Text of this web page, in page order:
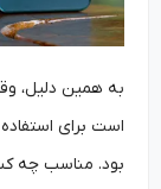
به همین دلیل، وقتی
بود. مناسب چه